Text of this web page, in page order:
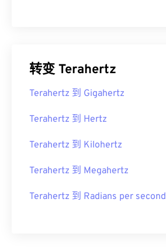
转变 Terahertz
Terahertz 到 Gigahertz
Terahertz 到 Hertz
Terahertz 到 Kilohertz
Terahertz 到 Megahertz
Terahertz 到 Radians per second